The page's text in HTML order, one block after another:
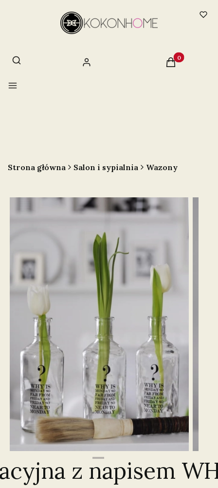
Otwórz wyszukiwarkę
Szukaj Zaloguj się Produkty w
Koszyk
Menu
Strona główna Salon i sypialnia Wazony
z napisem